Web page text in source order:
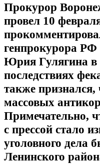
Прокурор
провел 10
генпрокурора РФ
Юрия Гулягина в
последствиях
также признался,
массовых
Примечательно,
с прессой стало
уголовного дела
Ленинского